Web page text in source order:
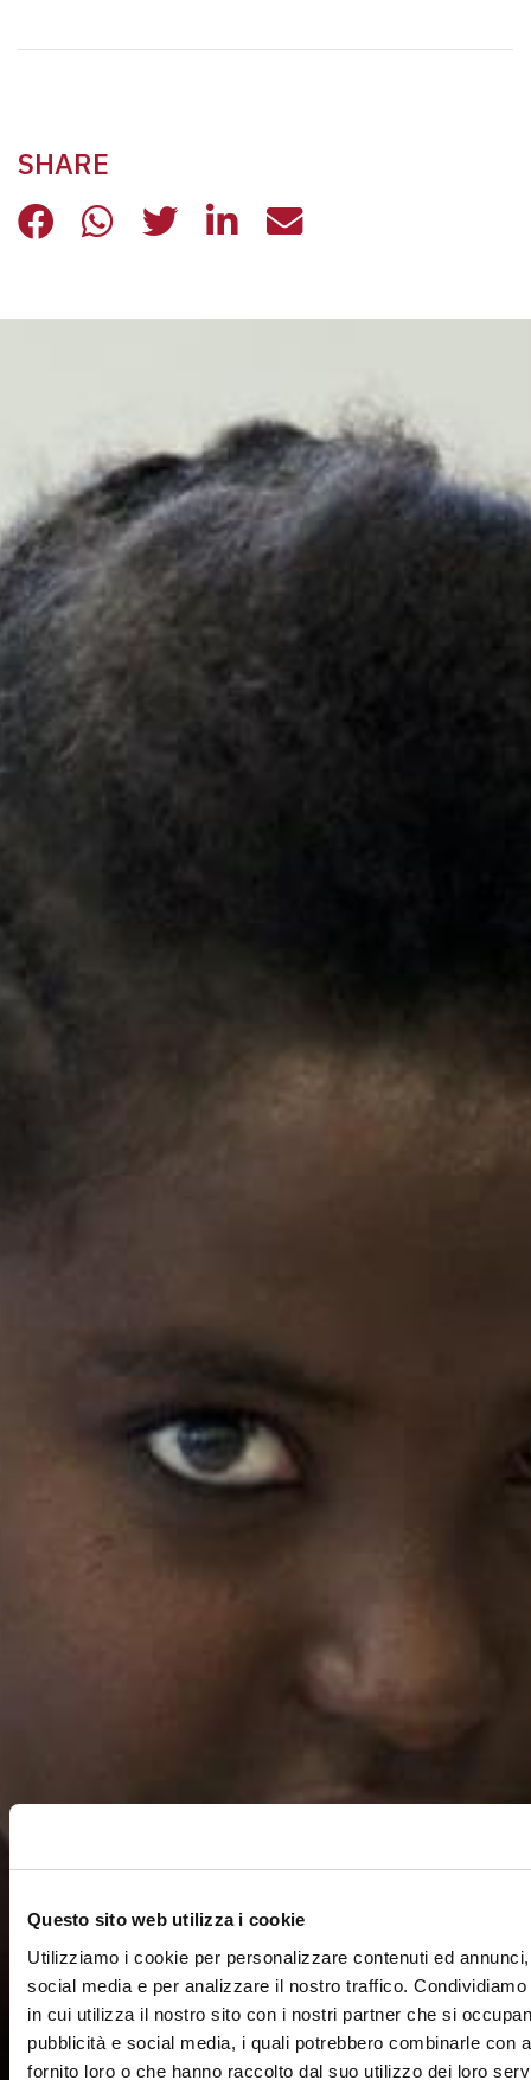
Questo sito web utilizza i cookie
Utilizziamo i cookie per personalizzare contenuti ed
social media e per analizzare il nostro traffico.
in cui utilizza il nostro sito con i nostri partner che si
pubblicità e social media, i quali potrebbero combinarle con
fornito loro o che hanno raccolto dal suo utilizzo dei loro
SHARE
SENZA RESIDENZA, SENZA DIRITTI
SENZA RESIDENZA, SENZA
SENZA RESIDENZA,
SENZA RESIDENZA,
SENZA